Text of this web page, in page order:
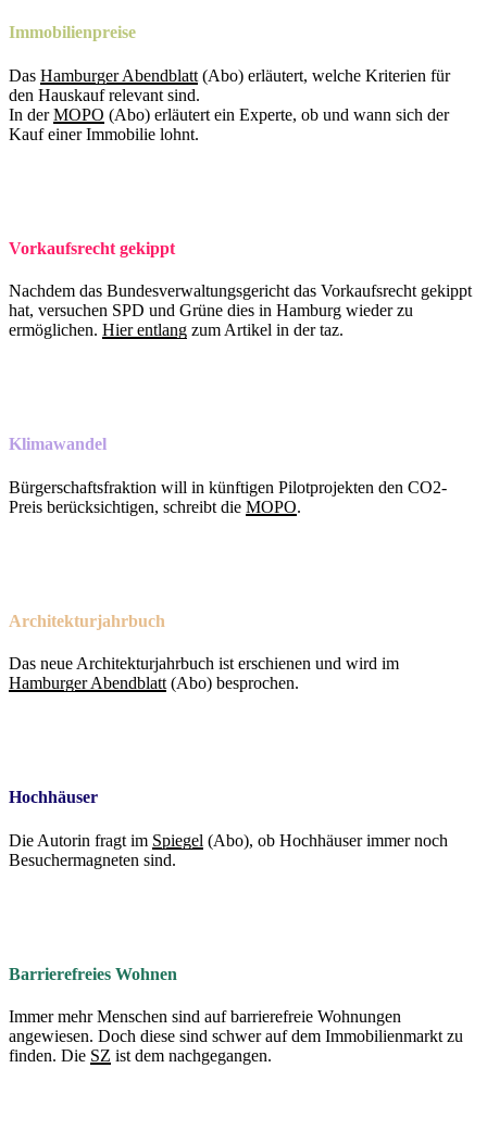
Immobilienpreise
Das Hamburger Abendblatt (Abo) erläutert, welche Kriterien für
den Hauskauf relevant sind.
In derMOPO (Abo) erläutert ein Experte, ob und wann sich der
Kauf einer Immobilie lohnt.
Vorkaufsrecht gekippt
Nachdem das Bundesverwaltungsgericht das Vorkaufsrecht gekippt
hat, versuchen SPD und Grüne dies in Hamburg wieder zu
ermöglichen. Hier entlang zum Artikel in der taz.
Klimawandel
Bürgerschaftsfraktion will in künftigen Pilotprojekten den CO2-
Preis berücksichtigen, schreibt die MOPO.
Architekturjahrbuch
Das neue Architekturjahrbuch ist erschienen und wird im
Hamburger Abendblatt (Abo) besprochen.
Hochhäuser
Die Autorin fragt im Spiegel (Abo), ob Hochhäuser immer noch
Besuchermagneten sind.
Barrierefreies Wohnen
Immer mehr Menschen sind auf barrierefreie Wohnungen
angewiesen. Doch diese sind schwer auf dem Immobilienmarkt zu
finden. Die SZ ist dem nachgegangen.